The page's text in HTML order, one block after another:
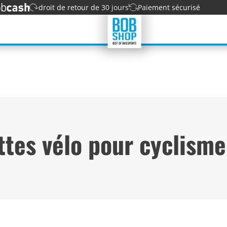
droit de retour de 30 jours Paiement sécurisé
vélo pour